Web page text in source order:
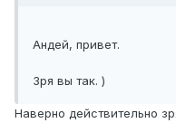
Андей, привет.
Зря вы так. )
Наверно действительно